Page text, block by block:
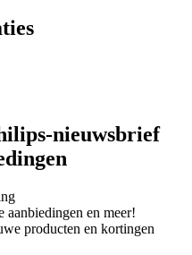
nieuwsbrief
aanbiedingen en meer!
producten en kortingen